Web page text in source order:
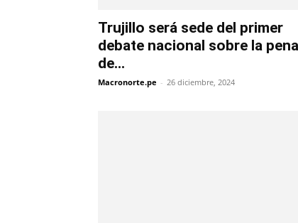
Trujillo será sede del primer
debate nacional sobre la pena
de...
Macronorte.pe - 26 diciembre, 2024